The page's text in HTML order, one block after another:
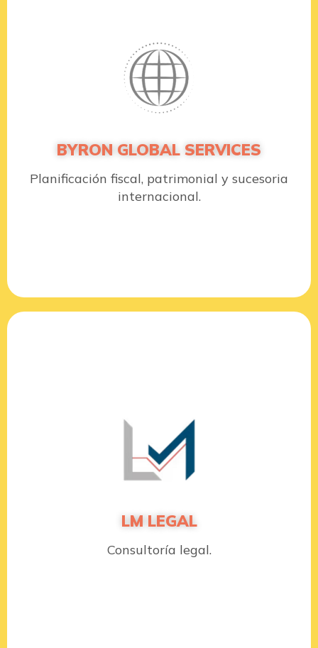
BYRON GLOBAL SERVICES
Planificación fiscal, patrimonial y sucesoria
internacional.
LM LEGAL
Consultoría legal.